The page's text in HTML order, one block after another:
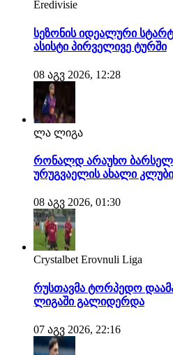
Eredivisie
სეზონის იდეალური
ასისტი პირველივე ტურში
08 აგვ 2026, 12:28
ლა ლიგა
რონალდ არაუხო
ურუგვაელის ახალი
08 აგვ 2026, 01:30
Crystalbet Erovnuli Liga
რუსთავმა ტორპედო
ლიგაში გალიდერდა
07 აგვ 2026, 22:16